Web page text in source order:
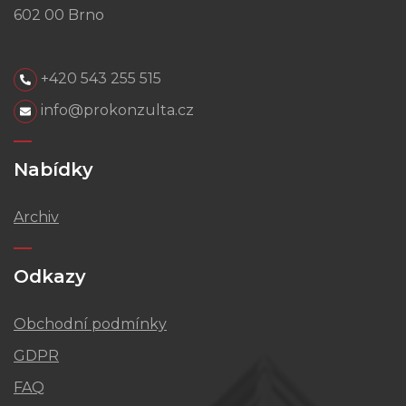
602 00 Brno
+420 543 255 515
info@prokonzulta.cz
Nabídky
Archiv
Odkazy
Obchodní podmínky
GDPR
FAQ